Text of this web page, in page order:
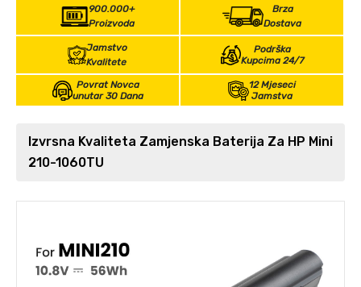
900.000+
Proizvoda
Brza
Dostava
Jamstvo
Kvalitete
Podrška
Kupcima 24/7
Povrat Novca
unutar 30 Dana
12 Mjeseci
Jamstva
Izvrsna Kvaliteta Zamjenska Baterija Za HP Mini
210-1060TU